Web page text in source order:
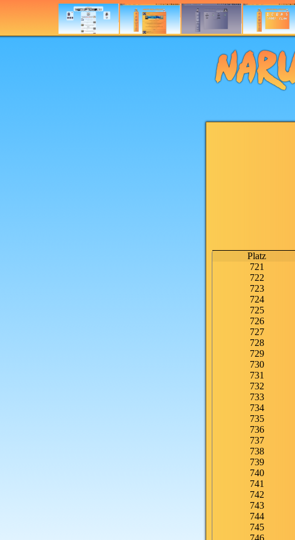
Platz
721
722
723
724
725
726
727
728
729
730
731
732
733
734
735
736
737
738
739
740
741
742
743
744
745
746